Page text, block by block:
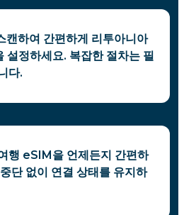
캔하여 간편하게 리투아니아
설정하세요. 복잡한 절차는 필
다.
행 eSIM을 언제든지 간편하
단 없이 연결 상태를 유지하